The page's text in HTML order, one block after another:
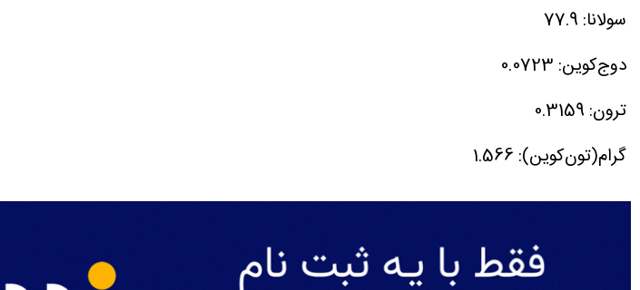
سولانا: 77.9
دوج‌کوین: 0.0723
ترون: 0.3159
گرام(تون‌کوین): 1.566